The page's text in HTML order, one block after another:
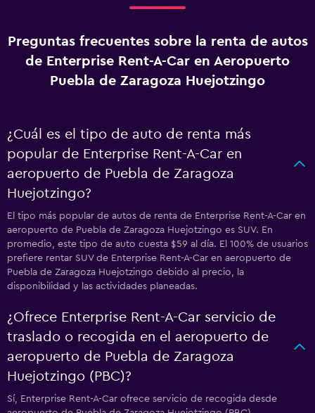
Preguntas frecuentes sobre la renta de autos
de Enterprise Rent-A-Car en Aeropuerto
Puebla de Zaragoza Huejotzingo
¿Cuál es el tipo de auto de renta más
popular de Enterprise Rent-A-Car en
aeropuerto de Puebla de Zaragoza
Huejotzingo?
El tipo más popular de autos de renta de Enterprise Rent-A-Car en
aeropuerto de Puebla de Zaragoza Huejotzingo es SUV. En
promedio, este tipo de auto cuesta $59 al día. El 100% de usuarios
prefiere rentar SUV de Enterprise Rent-A-Car en aeropuerto de
Puebla de Zaragoza Huejotzingo debido al precio, la
disponibilidad y las actividades planeadas.
¿Ofrece Enterprise Rent-A-Car servicio de
traslado o recogida en el aeropuerto de
aeropuerto de Puebla de Zaragoza
Huejotzingo (PBC)?
Sí, Enterprise Rent-A-Car ofrece servicio de recogida desde